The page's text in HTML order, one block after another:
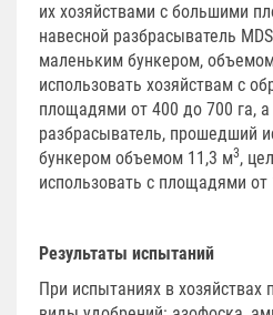
их хозяйствами с большими
навесной разбрасыватель
маленьким бункером,
использовать хозяйствам с
площадями от 400 до 700 га,
разбрасыватель, прошедший
бункером объемом 11,3 м3,
использовать с площадями от
Результаты испытаний
При испытаниях в